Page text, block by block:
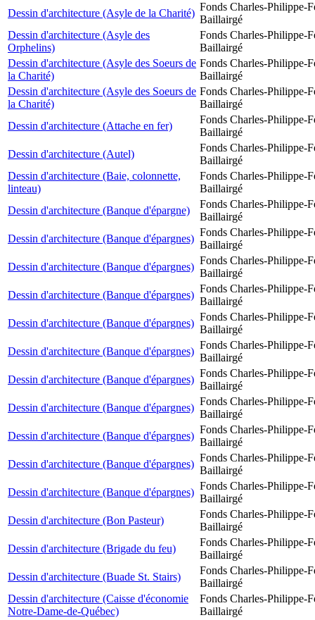
Dessin d'architecture (Asyle de la Charité)
Fonds Charles-Philippe-
Baillairgé
Dessin d'architecture (Asyle des
Orphelins)
Fonds Charles-Philippe-
Baillairgé
Dessin d'architecture (Asyle des Soeurs de
la Charité)
Fonds Charles-Philippe-
Baillairgé
Dessin d'architecture (Asyle des Soeurs de
la Charité)
Fonds Charles-Philippe-
Baillairgé
Dessin d'architecture (Attache en fer)
Fonds Charles-Philippe-
Baillairgé
Dessin d'architecture (Autel)
Fonds Charles-Philippe-
Baillairgé
Dessin d'architecture (Baie, colonnette,
linteau)
Fonds Charles-Philippe-
Baillairgé
Dessin d'architecture (Banque d'épargne)
Fonds Charles-Philippe-
Baillairgé
Dessin d'architecture (Banque d'épargnes)
Fonds Charles-Philippe-
Baillairgé
Dessin d'architecture (Banque d'épargnes)
Fonds Charles-Philippe-
Baillairgé
Dessin d'architecture (Banque d'épargnes)
Fonds Charles-Philippe-
Baillairgé
Dessin d'architecture (Banque d'épargnes)
Fonds Charles-Philippe-
Baillairgé
Dessin d'architecture (Banque d'épargnes)
Fonds Charles-Philippe-
Baillairgé
Dessin d'architecture (Banque d'épargnes)
Fonds Charles-Philippe-
Baillairgé
Dessin d'architecture (Banque d'épargnes)
Fonds Charles-Philippe-
Baillairgé
Dessin d'architecture (Banque d'épargnes)
Fonds Charles-Philippe-
Baillairgé
Dessin d'architecture (Banque d'épargnes)
Fonds Charles-Philippe-
Baillairgé
Dessin d'architecture (Banque d'épargnes)
Fonds Charles-Philippe-
Baillairgé
Dessin d'architecture (Bon Pasteur)
Fonds Charles-Philippe-
Baillairgé
Dessin d'architecture (Brigade du feu)
Fonds Charles-Philippe-
Baillairgé
Dessin d'architecture (Buade St. Stairs)
Fonds Charles-Philippe-
Baillairgé
Dessin d'architecture (Caisse d'économie
Notre-Dame-de-Québec)
Fonds Charles-Philippe-
Baillairgé